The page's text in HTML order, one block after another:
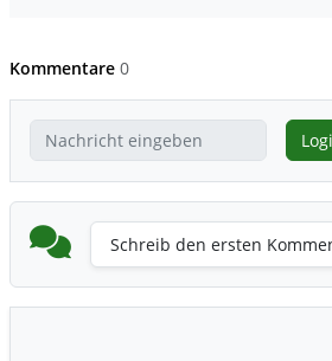
Kommentare 0
Schreib den ersten